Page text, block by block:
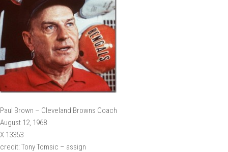
Paul Brown – Cleveland Browns Coach
August 12, 1968
X 13353
credit: Tony Tomsic – assign